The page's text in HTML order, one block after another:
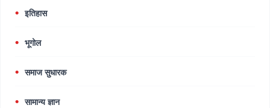
इतिहास
भूगोल
समाज सुधारक
सामान्य ज्ञान